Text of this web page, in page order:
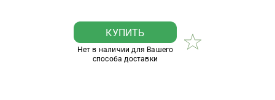
КУПИТЬ
Нет в наличии для Вашего
способа доставки